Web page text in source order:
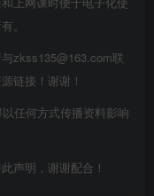
。
zkss135@163.com联
链接！谢谢！
任何方式传播资料影响
声明，谢谢配合！